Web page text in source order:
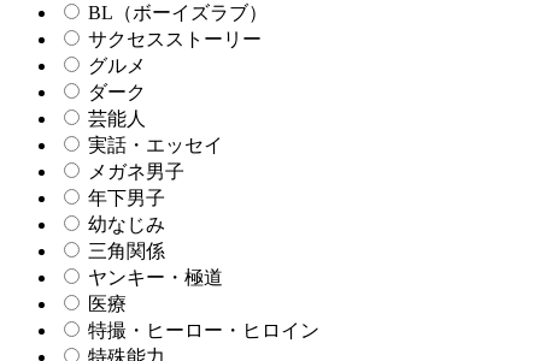
BL（ボーイズラブ）
サクセスストーリー
グルメ
ダーク
芸能人
実話・エッセイ
メガネ男子
年下男子
幼なじみ
三角関係
ヤンキー・極道
医療
特撮・ヒーロー・ヒロイン
特殊能力